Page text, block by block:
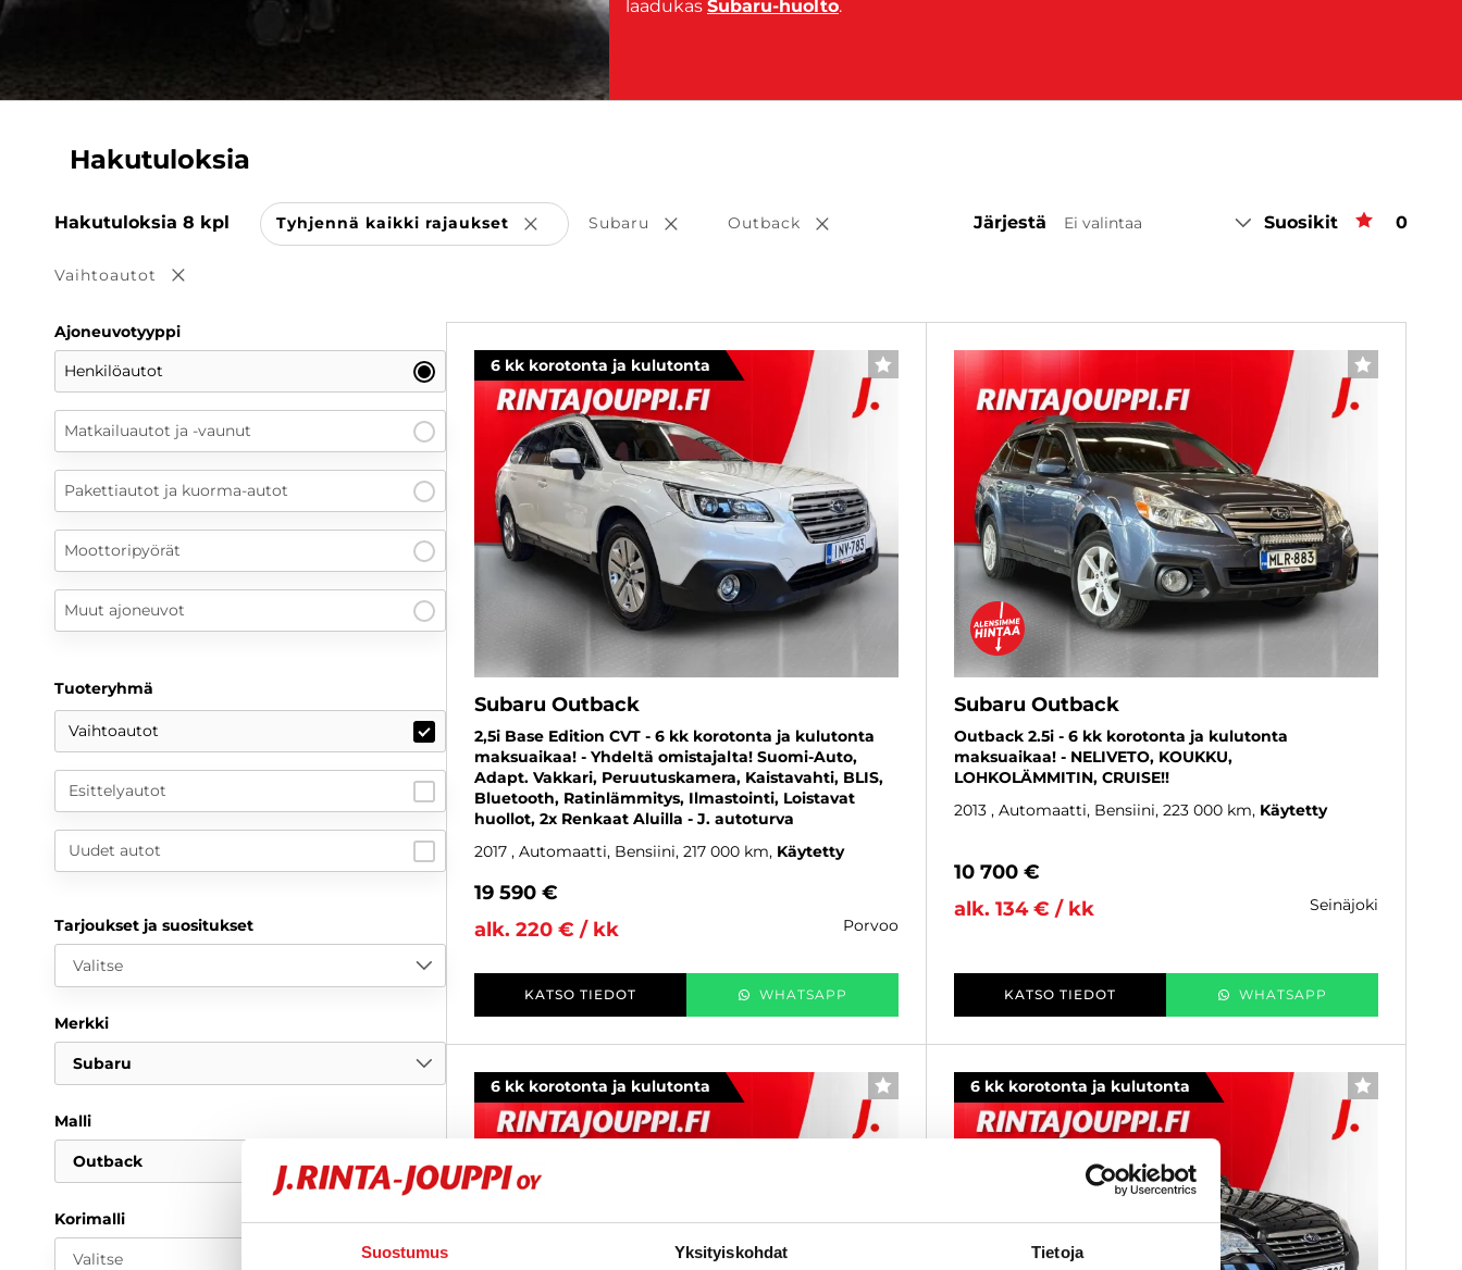
Suostumus Yksityiskohdat Tietoja
laadukas Subaru-huolto.
Hakutuloksia
Hakutuloksia 8 kpl Tyhjennä kaikki rajaukset Poista valinta
Subaru Poista valinta
Outback Poista valinta
Vaihtoautot Poista valinta
Järjestä Ei valintaa Suosikit 0
Ajoneuvotyyppi
Henkilöautot
Matkailuautot ja -vaunut
Pakettiautot ja kuorma-autot
Moottoripyörät
Muut ajoneuvot
Tuoteryhmä
Vaihtoautot
Esittelyautot
Uudet autot
Tarjoukset ja suositukset
Valitse
Merkki
Subaru
Malli
Outback
Korimalli
Valitse
6 kk korotonta ja kulutonta SUOSIKKI
Subaru Outback
2,5i Base Edition CVT - 6 kk korotonta ja kulutonta
maksuaikaa! - Yhdeltä omistajalta! Suomi-Auto,
Adapt. Vakkari, Peruutuskamera, Kaistavahti, BLIS,
Bluetooth, Ratinlämmitys, Ilmastointi, Loistavat
huollot, 2x Renkaat Aluilla - J. autoturva
2017 , Automaatti, Bensiini, 217 000 km Käytetty
19 590 €
alk. 220 € / kk
porvoo
KATSO TIEDOT WHATSAPP
SUOSIKKI
Subaru Outback
Outback 2.5i - 6 kk korotonta ja kulutonta
maksuaikaa! - NELIVETO, KOUKKU,
LOHKOLÄMMITIN, CRUISE!!
2013 , Automaatti, Bensiini, 223 000 km Käytetty
10 700 €
alk. 134 € / kk
seinäjoki
KATSO TIEDOT WHATSAPP
6 kk korotonta ja kulutonta SUOSIKKI 6 kk korotonta ja kulutonta SUOSIKKI